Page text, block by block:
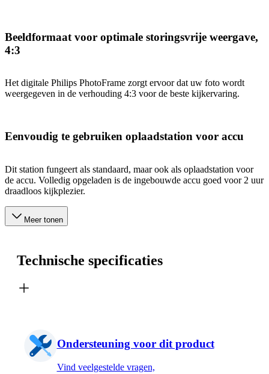
Beeldformaat voor optimale storingsvrije weergave,
4:3
Het digitale Philips PhotoFrame zorgt ervoor dat uw foto wordt
weergegeven in de verhouding 4:3 voor de beste kijkervaring.
Eenvoudig te gebruiken oplaadstation voor accu
Dit station fungeert als standaard, maar ook als oplaadstation voor
de accu. Volledig opgeladen is de ingebouwde accu goed voor 2 uur
draadloos kijkplezier.
Meer tonen
Technische specificaties
Ondersteuning voor dit product
Vind veelgestelde vragen,